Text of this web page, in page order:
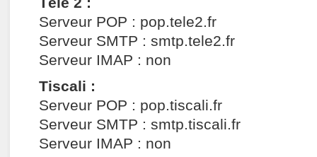
Serveur POP : pop.tele2.fr
Serveur SMTP : smtp.tele2.fr
Serveur IMAP : non
Tiscali :
Serveur POP : pop.tiscali.fr
Serveur SMTP : smtp.tiscali.fr
Serveur IMAP : non